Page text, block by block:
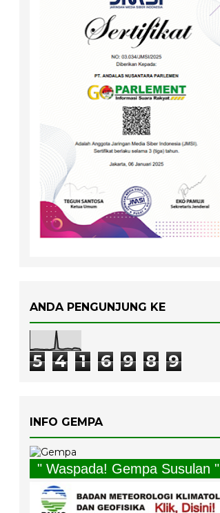
ANDA PENGUNJUNG KE
5 4 1 6 9 8 9
INFO GEMPA
" Waspada! Gempa Susulan "